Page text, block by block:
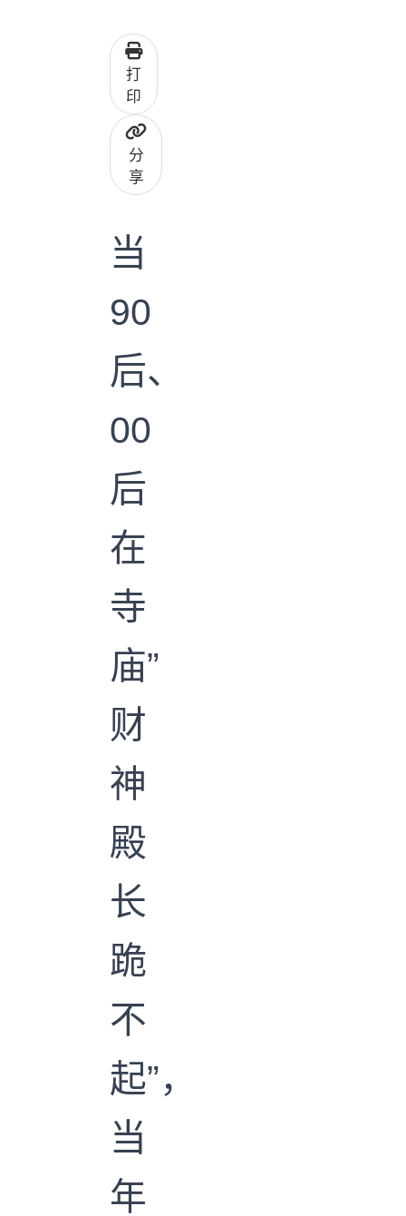
打
印
分
享
当
90
后、
00
后
在
寺
庙”
财
神
殿
长
跪
不
起”，
当
年